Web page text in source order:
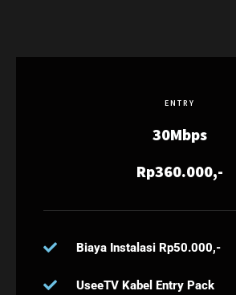
ENTRY
30Mbps
Rp360.000,-
Biaya Instalasi Rp50.000,-
UseeTV Kabel Entry Pack